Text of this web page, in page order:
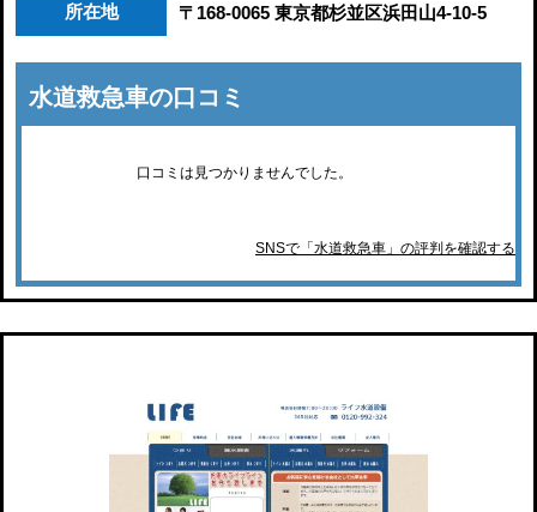
所在地 〒168-0065 東京都杉並区浜田山4-10-5
水道救急車の口コミ
口コミは見つかりませんでした。
SNSで「水道救急車」の評判を確認する